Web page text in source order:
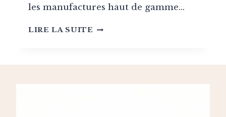
les manufactures haut de gamme…
LIRE LA SUITE GUIDE